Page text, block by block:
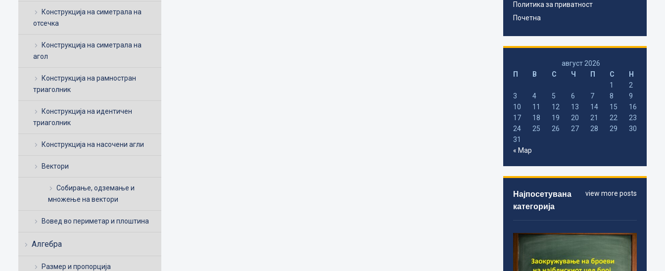
Конструкција на симетрала на
отсечка
Конструкција на симетрала на
агол
Конструкција на рамностран
триаголник
Конструкција на идентичен
триаголник
Конструкција на насочени агли
Вектори
Собирање, одземање и
множење на вектори
Вовед во периметар и плоштина
Алгебра
Размер и пропорција
Политика за приватност
Почетна
август 2026
П
В С Ч П С
Н
1
2
3
4 5 6 7 8
9
10
11 12 13 14 15
16
17
18 19 20 21 22
23
24
25 26 27 28 29
30
31
« Мар
view more posts
Најпосетувана
категорија